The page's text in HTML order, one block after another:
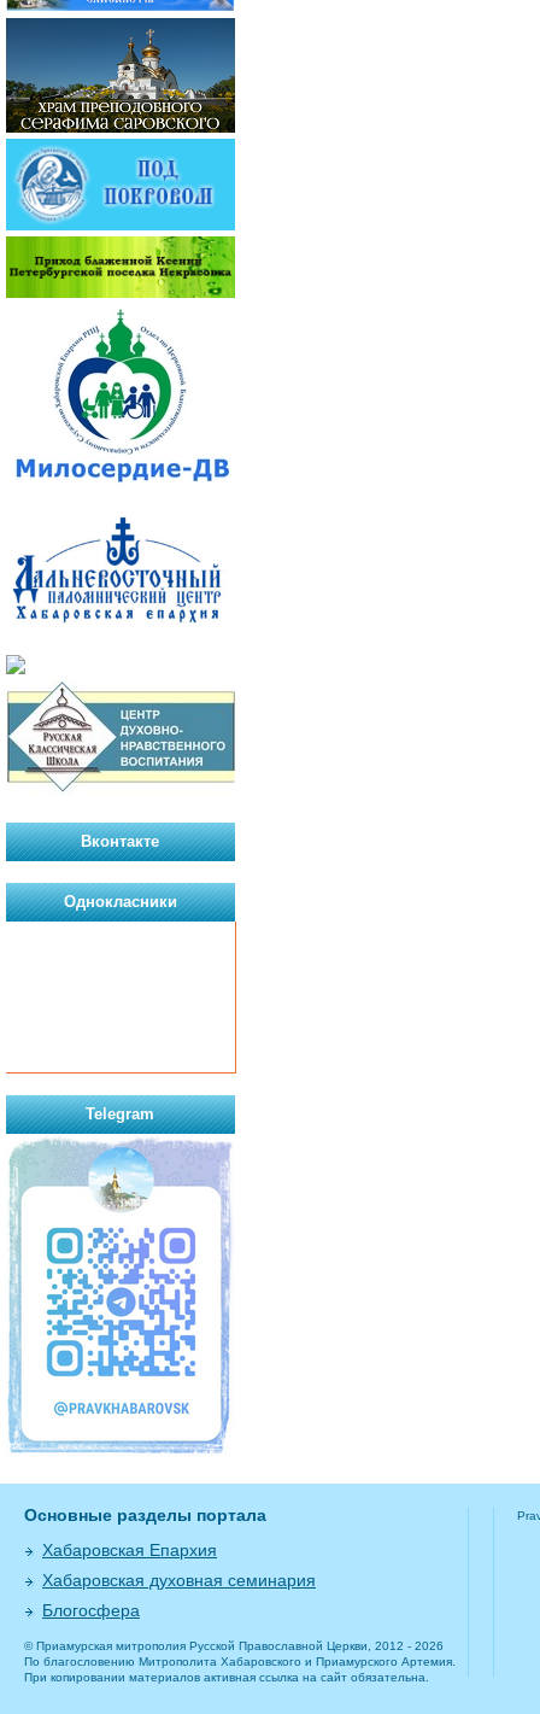
Вконтакте
Однокласники
Telegram
Основные разделы портала
Хабаровская Епархия
Хабаровская духовная семинария
Блогосфера
© Приамурская митрополия Русской Православной Церкви, 2012 - 2026
По благословению Митрополита Хабаровского и Приамурского Артемия.
При копировании материалов активная ссылка на сайт обязательна.